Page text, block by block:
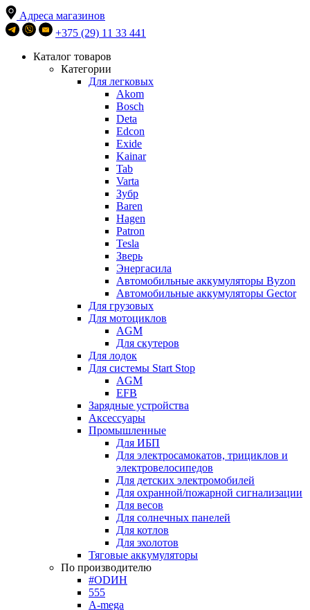
Адреса магазинов
+375 (29) 11 33 441
Каталог товаров
Категории
Для легковых
Akom
Bosch
Deta
Edcon
Exide
Kainar
Tab
Varta
Зубр
Baren
Hagen
Patron
Tesla
Зверь
Энергасила
Автомобильные аккумуляторы Byzon
Автомобильные аккумуляторы Gector
Для грузовых
Для мотоциклов
AGM
Для скутеров
Для лодок
Для системы Start Stop
AGM
EFB
Зарядные устройства
Аксессуары
Промышленные
Для ИБП
Для электросамокатов, трициклов и
электровелосипедов
Для детских электромобилей
Для охранной/пожарной сигнализации
Для весов
Для солнечных панелей
Для котлов
Для эхолотов
Тяговые аккумуляторы
По производителю
#ODИН
555
A-mega